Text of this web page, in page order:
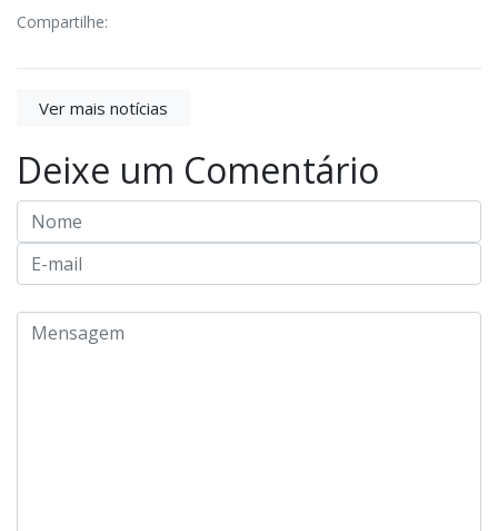
Compartilhe:
Ver mais notícias
Deixe um Comentário